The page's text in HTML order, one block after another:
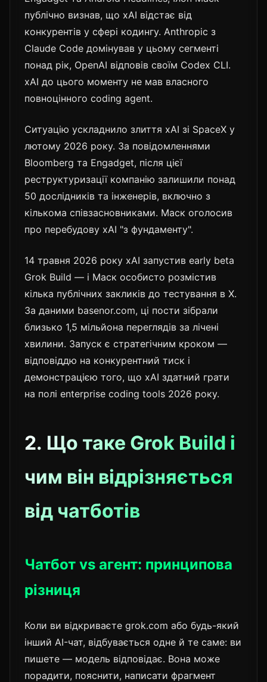
публічно визнав, що xAI відстає від
конкурентів у сфері кодингу. Anthropic з
Claude Code домінував у цьому сегменті
понад рік, OpenAI відповів своїм Codex CLI.
xAI до цього моменту не мав власного
повноцінного coding agent.
Ситуацію ускладнило злиття xAI зі SpaceX у
лютому 2026 року. За повідомленнями
Bloomberg та Engadget, після цієї
реструктуризації компанію залишили понад
50 дослідників та інженерів, включно з
кількома співзасновниками. Маск оголосив
про перебудову xAI "з фундаменту".
14 травня 2026 року xAI запустив early beta
Grok Build — і Маск особисто розмістив
кілька публічних закликів до тестування в X.
За даними basenor.com, ці пости зібрали
близько 1,5 мільйона переглядів за лічені
хвилини. Запуск є стратегічним кроком —
відповіддю на конкурентний тиск і
демонстрацією того, що xAI здатний грати
на полі enterprise coding tools 2026 року.
2. Що таке Grok Build і
чим він відрізняється
від чатботів
Чатбот vs агент: принципова
різниця
Коли ви відкриваєте grok.com або будь-який
інший AI-чат, відбувається одне й те саме: ви
пишете — модель відповідає. Вона може
порадити, пояснити, написати фрагмент